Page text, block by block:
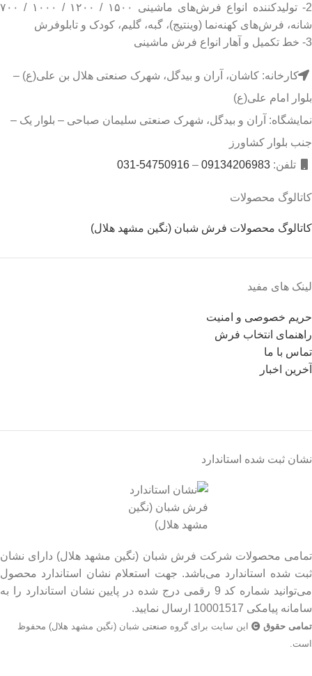
2- تولیدکننده انواع فرش‌های ماشینی ۱۵۰۰ / ۱۲۰۰ / ۱۰۰۰ / ۷۰۰
شانه، فرش‌های کهنه‌نما (وینتیج)، گبه، گلیم، کودک و تابلوفرش
3- خط تکمیل و آهار انواع فرش ماشینی
کارخانه: کاشان، آران و بیدگل، شهرک صنعتی هلال بن علی(ع) –
بلوار امام علی(ع)
نمایشگاه: آران و بیدگل، شهرک صنعتی سلیمان صباحی – بلوار یک –
جنب بلوار کشاورز
تلفن: 09134206983
–
54750916-031
کاتالوگ محصولات
کاتالوگ محصولات فرش شبان (نگین مشهد هلال)
لینک های مفید
حریم خصوصی و امنیت
راهنمای انتخاب فرش
تماس با ما
آخرین اخبار
نشان ثبت شده استاندارد
تمامی محصولات شرکت فرش شبان (نگین مشهد هلال) دارای نشان
ثبت شده استاندارد می‌باشد. جهت استعلام نشان استاندارد محصول
می‌توانید شماره کد 9 رقمی درج شده در پایین نشان استاندارد را به
سامانه پیامکی 10001517 ارسال نمایید.
تمامی حقوق
این سایت برای گروه صنعتی شبان (نگین مشهد هلال) محفوظ
است.